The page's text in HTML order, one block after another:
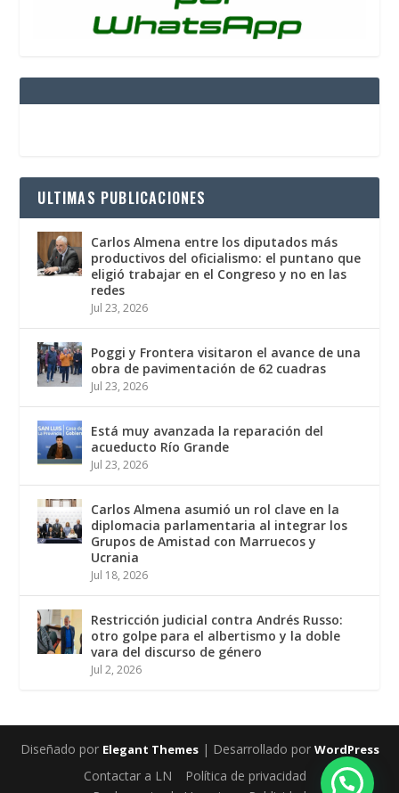
ULTIMAS PUBLICACIONES
Carlos Almena entre los diputados más
productivos del oficialismo: el puntano que
eligió trabajar en el Congreso y no en las
redes
Jul 23, 2026
Poggi y Frontera visitaron el avance de una
obra de pavimentación de 62 cuadras
Jul 23, 2026
Está muy avanzada la reparación del
acueducto Río Grande
Jul 23, 2026
Carlos Almena asumió un rol clave en la
diplomacia parlamentaria al integrar los
Grupos de Amistad con Marruecos y
Ucrania
Jul 18, 2026
Restricción judicial contra Andrés Russo:
otro golpe para el albertismo y la doble
vara del discurso de género
Jul 2, 2026
Diseñado por Elegant Themes| Desarrollado por WordPress
Contactar a LN
Política de privacidad